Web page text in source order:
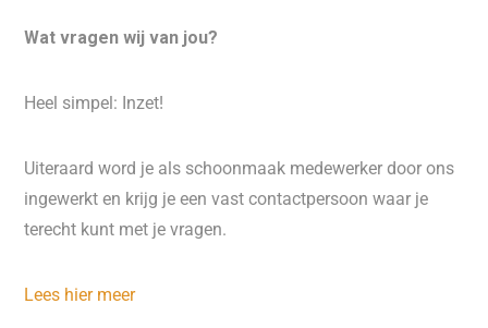
Wat vragen wij van jou?
Heel simpel: Inzet!
Uiteraard word je als schoonmaak medewerker door ons
ingewerkt en krijg je een vast contactpersoon waar je
terecht kunt met je vragen.
Lees hier meer